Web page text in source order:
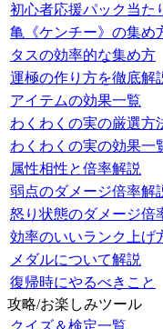
初心者応援パック当た
亀《ケンチー》の集め
タスの効率的な集め方
運極の作り方を徹底解
アイテムの効果一覧
わくわくの実の厳選方
わくわくの実の効果一
属性相性と倍率解説
弱点のダメージ倍率解
怒り状態のダメージ倍
効率のいいランク上げ
メダルについて解説
復帰時にやるべきこと
攻略/お楽しみツール
クイズ＆検定一覧